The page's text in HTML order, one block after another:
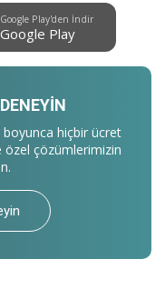
Google Play'den İndir
Google Play
boyunca hiçbir ücret
özel çözümlerimizin